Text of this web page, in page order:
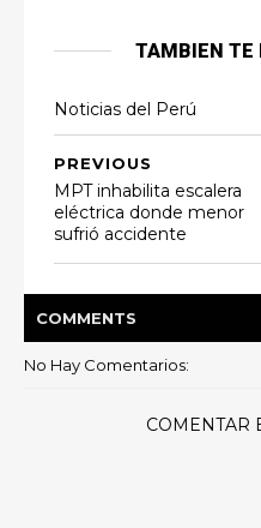
TAMBIEN TE
Noticias del Perú
PREVIOUS
MPT inhabilita escalera
eléctrica donde menor
sufrió accidente
COMMENTS
No Hay Comentarios:
COMENTAR